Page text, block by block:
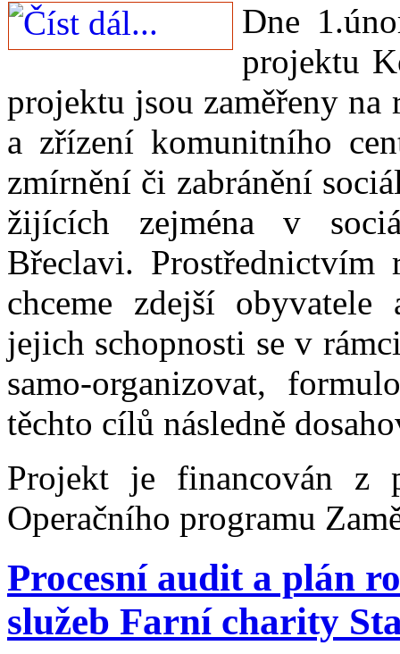
Dne
projektu
projektu jsou zaměřeny
a zřízení komunitního
zmírnění či zabránění
žijících zejména v
Břeclavi.
chceme zdejší
jejich schopnosti se v
samo-organizovat,
těchto cílů následně
Projekt je financován z
Operačního programu
Procesní audit a plán
služeb Farní charity